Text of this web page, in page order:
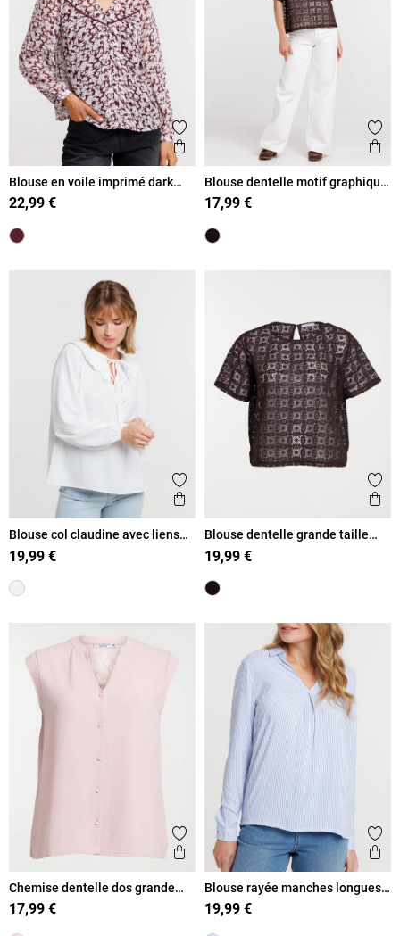
Ajouter aux favoris
Aperçu rapide
Blouse en voile imprimé dark
figue femme
22,99 €
Blouse dentelle motif graphique
femme
17,99 €
Ajouter aux favoris
Aperçu rapide
Blouse col claudine avec liens
femme
19,99 €
Blouse dentelle grande taille
femme
19,99 €
Ajouter aux favoris
Aperçu rapide
Chemise dentelle dos grande
taille femme
17,99 €
Blouse rayée manches longues
femme
19,99 €